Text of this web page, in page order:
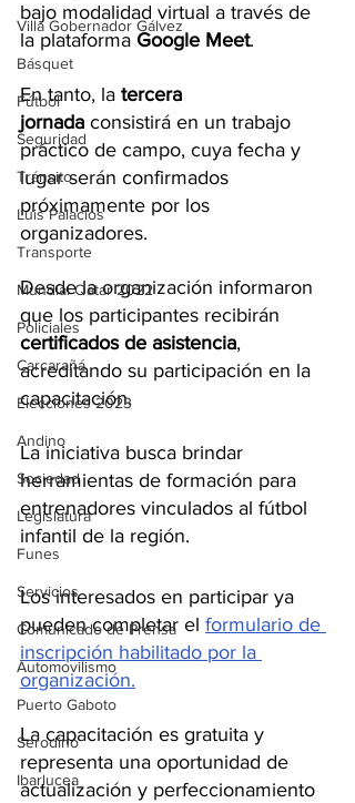
Villa Gobernador Gálvez
Básquet
Fútbol
Seguridad
Tránsito
Luis Palacios
Transporte
Mundial Qatar 2022
Policiales
Carcarañá
Elecciones 2023
Andino
Sociedad
Legislatura
Funes
Servicios
Comunicado de Prensa
Automovilismo
Puerto Gaboto
Serodino
Ibarlucea
bajo modalidad virtual a través de
la plataforma Google Meet.
En tanto, la tercera
jornada consistirá en un trabajo
práctico de campo, cuya fecha y
lugar serán confirmados
próximamente por los
organizadores.
Desde la organización informaron
que los participantes recibirán
certificados de asistencia,
acreditando su participación en la
capacitación.
La iniciativa busca brindar
herramientas de formación para
entrenadores vinculados al fútbol
infantil de la región.
Los interesados en participar ya
pueden completar el formulario de
inscripción habilitado por la
organización.
La capacitación es gratuita y
representa una oportunidad de
actualización y perfeccionamiento